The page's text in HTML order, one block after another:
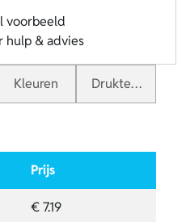
voorbeeld
hulp & advies
Kleuren Druktechnieken
Prijs
€ 7.19